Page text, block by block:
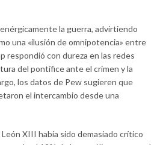
la guerra, advirtiendo
una «ilusión de omnipotencia» entre
respondió con dureza en las redes
del pontífice ante el crimen y la
los datos de Pew sugieren que
el intercambio desde una
XIII había sido demasiado crítico